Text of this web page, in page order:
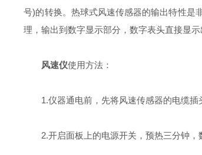
号)的转换。热球式风速传感器的输出特性是
理，输出到数字显示部分，数字表头直接显示
风速仪使用方法：
1.仪器通电前，先将风速传感器的电缆插
2.开启面板上的电源开关，预热三分钟，